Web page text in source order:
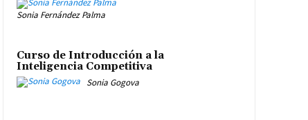
Sonia Fernández Palma
Curso de Introducción a la
Inteligencia Competitiva
Sonia Gogova